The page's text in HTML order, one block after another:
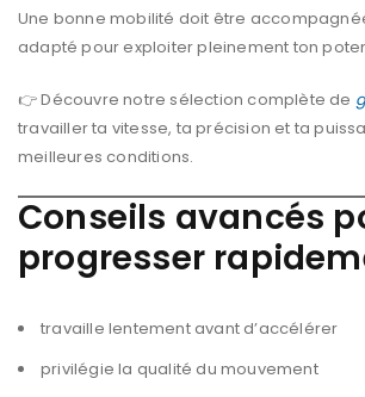
Une bonne mobilité doit être
adapté pour exploiter pleinement ton
👉 Découvre notre sélection complète de
travailler ta vitesse, ta précision et ta
meilleures conditions.
Conseils avancés
progresser
travaille lentement avant d’accélérer
privilégie la qualité du mouvement